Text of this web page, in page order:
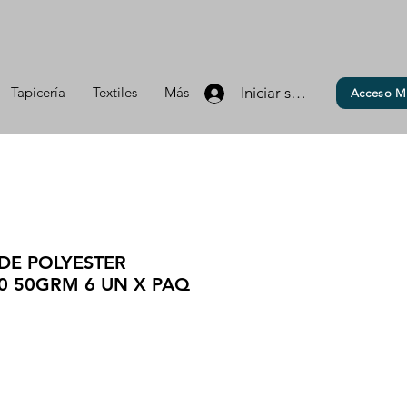
Tapicería Textiles Más Iniciar sesión Acceso
POLYESTER
50GRM 6 UN X PAQ